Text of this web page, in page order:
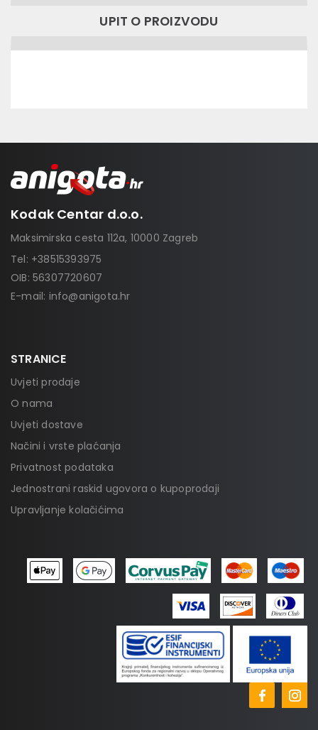
UPIT O PROIZVODU
Kodak Centar d.o.o.
Maksimirska cesta 112a, 10000 Zagreb
Tel: +38515393975
OIB: 56307720607
E-mail: info@anigota.hr
STRANICE
Uvjeti prodaje
O nama
Uvjeti dostave
Načini i vrste plaćanja
Privatnost podataka
Jednostrani raskid ugovora o kupoprodaji
Upravljanje kolačićima